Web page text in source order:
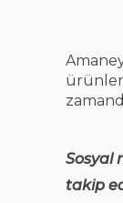
Sosyal
takip